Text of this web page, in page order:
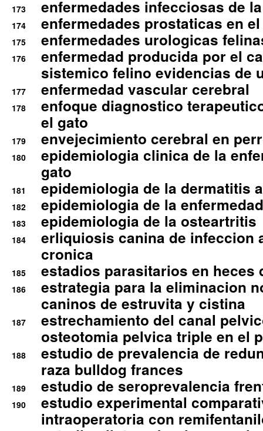
173 enfermedades infecciosas de
174 enfermedades prostaticas en
175 enfermedades urologicas
176
enfermedad producida por el
sistemico felino evidencias de
177 enfermedad vascular cerebral
178
enfoque diagnostico
el gato
179 envejecimiento cerebral en
180
epidemiologia clinica de la
gato
181 epidemiologia de la dermatitis
182 epidemiologia de la
183 epidemiologia de la osteartritis
184
erliquiosis canina de infeccion
cronica
185 estadios parasitarios en heces
186
estrategia para la eliminacion
caninos de estruvita y cistina
187
estrechamiento del canal
osteotomia pelvica triple en el
188
estudio de prevalencia de
raza bulldog frances
189 estudio de seroprevalencia
190
estudio experimental
intraoperatoria con